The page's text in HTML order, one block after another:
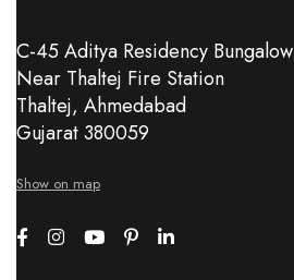
C-45 Aditya Residency Bungalow
Near Thaltej Fire Station
Thaltej, Ahmedabad
Gujarat 380059
Show on map